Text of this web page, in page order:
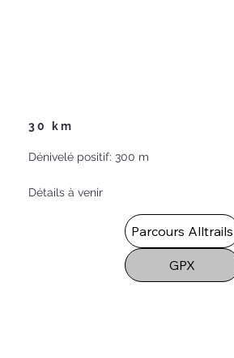
30 km
Dénivelé positif: 300 m
Détails à venir
Parcours Alltrails
GPX